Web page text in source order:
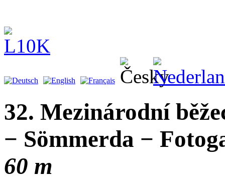
32. Mezinárodní
− Sömmerda −
60 m